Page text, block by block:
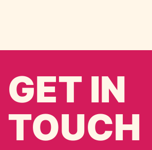
GET IN
TOUCH